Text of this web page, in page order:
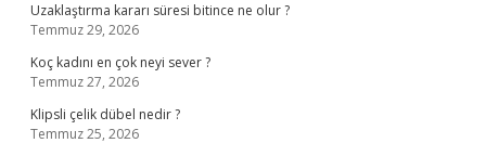
Uzaklaştırma kararı süresi bitince ne olur ?
Temmuz 29, 2026
Koç kadını en çok neyi sever ?
Temmuz 27, 2026
Klipsli çelik dübel nedir ?
Temmuz 25, 2026